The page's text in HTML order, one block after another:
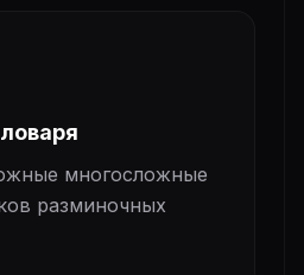
многосложные
разминочных